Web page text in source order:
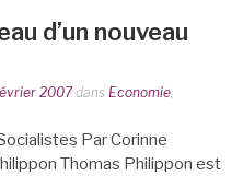
d’un nouveau
2007dans Economie
Par Corinne
Thomas Philippon est